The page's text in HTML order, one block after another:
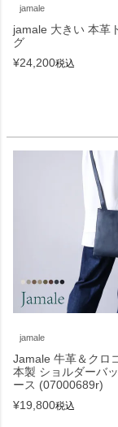
jamale
jamale 大きい 本革
グ
¥24,200税込
jamale
Jamale 牛革＆クロ
本製 ショルダーバ
ース (07000689r)
¥19,800税込